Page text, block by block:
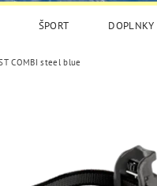
ŠPORT DOPLNKY
COMBI steel blue